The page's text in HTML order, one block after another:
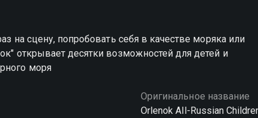
на сцену, попробовать себя в качестве моряка или
открывает десятки возможностей для детей и
моря
Оригинальное название
Orlenok All-Russian